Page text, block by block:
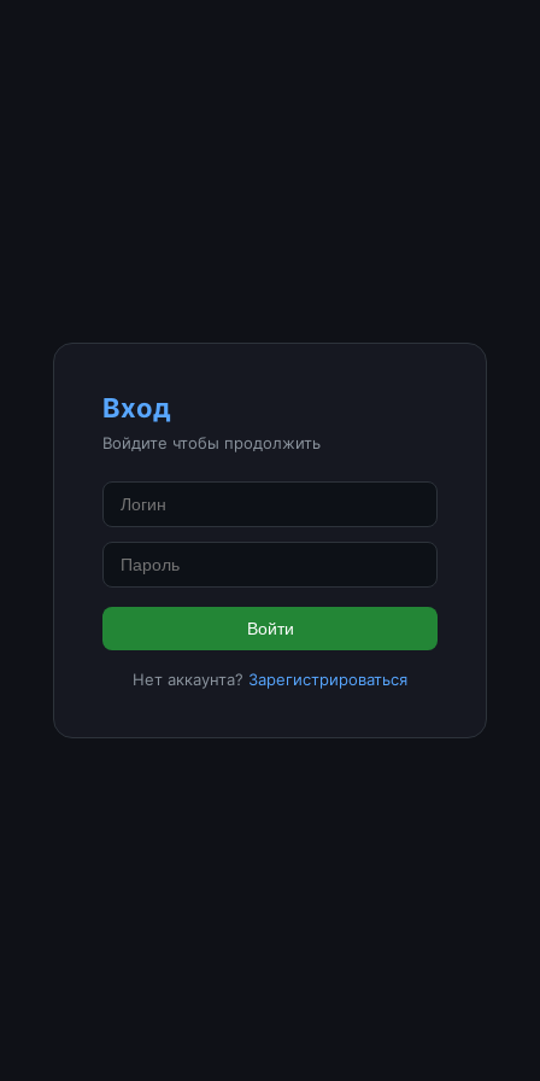
Вход
Войдите чтобы продолжить
Войти
Нет аккаунта? Зарегистрироваться